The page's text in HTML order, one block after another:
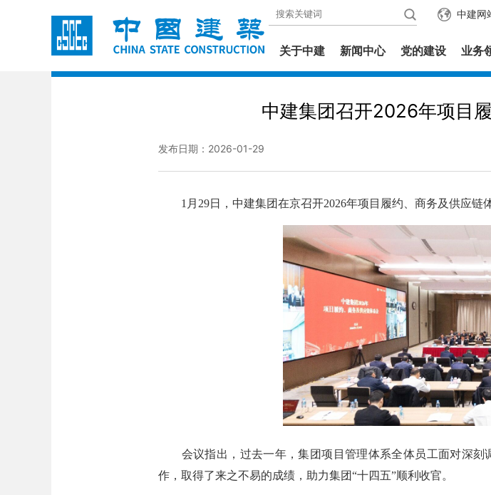
中建网
关于中建 新闻中心 党的建设 业务
中建集团召开2026年项目
发布日期：2026-01-29
1月29日，中建集团在京召开2026年项目履约、商务及供应链
会议指出，过去一年，集团项目管理体系全体员工面对深刻
作，取得了来之不易的成绩，助力集团“十四五”顺利收官。